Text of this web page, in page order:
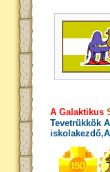
A Galaktikus
Tevetrükkök